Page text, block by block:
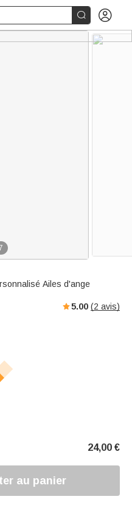
 
Ailes d'ange
5.00 (2 avis)
24,00 €
au panier